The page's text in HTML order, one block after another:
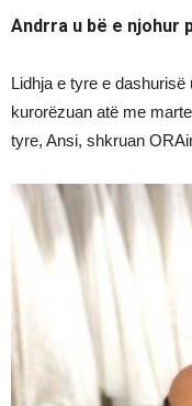
Andrra u bë e njohur
Lidhja e tyre e
kurorëzuan atë me
tyre, Ansi, shkruan